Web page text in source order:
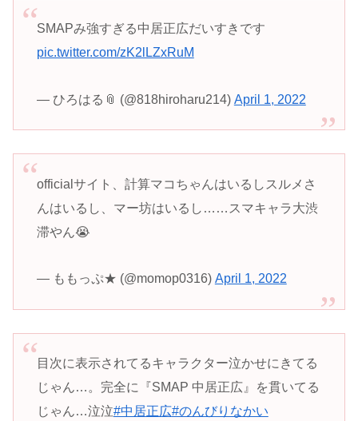
SMAPみ強すぎる中居正広だいすきです
pic.twitter.com/zK2lLZxRuM
— ひろはる📎 (@818hiroharu214) April 1, 2022
officialサイト、計算マコちゃんはいるしスルメさ
んはいるし、マー坊はいるし……スマキャラ大渋
滞やん😭
— ももっぷ★ (@momop0316) April 1, 2022
目次に表示されてるキャラクター泣かせにきてる
じゃん…。完全に『SMAP 中居正広』を貫いてる
じゃん…泣泣#中居正広#のんびりなかい